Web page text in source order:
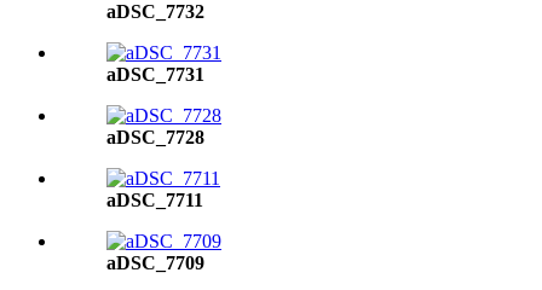
aDSC_7732
aDSC_7731
aDSC_7728
aDSC_7711
aDSC_7709